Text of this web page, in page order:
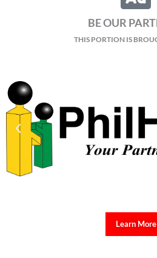
BE OUR
THIS PORTION IS
Learn More